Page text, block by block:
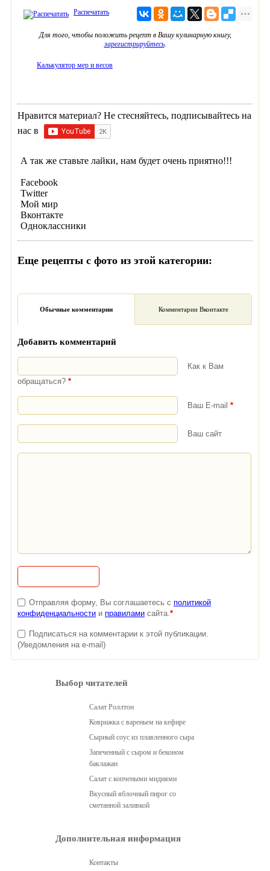
Распечатать
Для того, чтобы положить рецепт в Вашу кулинарную книгу,
зарегистрируйтесь.
Калькулятор мер и весов
Нравится материал? Не стесняйтесь, подписывайтесь на
нас в
А так же ставьте лайки, нам будет очень приятно!!!
Facebook
Twitter
Мой мир
Вконтакте
Одноклассники
Еще рецепты с фото из этой категории:
Обычные комментарии Комментарии Вконтакте
Добавить комментарий
Как к Вам
обращаться? *
Ваш E-mail *
Ваш сайт
Отправляя форму, Вы соглашаетесь с политикой
конфиденциальности и правилами сайта. *
Подписаться на комментарии к этой публикации.
(Уведомления на e-mail)
Выбор читателей
Салат Роллтон
Коврижка с вареньем на кефире
Сырный соус из плавленного сыра
Запеченный с сыром и беконом
баклажан
Салат с копчеными мидиями
Вкусный яблочный пирог со
сметанной заливкой
Дополнительная информация
Контакты